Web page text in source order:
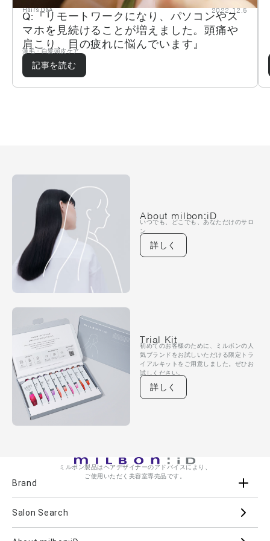
Hairs Q&A 2022.12.5
Q:『リモートワークになり、パソコンやス
マホを見続けることが増えました。頭痛や
肩こり、目の疲れに悩んでいます』
薄毛・白髪頭皮ケア
記事を読む
About milbon:iD
いつでも、どこでも、あなただけのサロ
ン
詳しく
Trial Kit
初めてのお客様のために、ミルボンの人
気ブランドをお試しいただける限定トラ
イアルキットをご用意しました。ぜひお
試しください。
詳しく
ミルボン製品はヘアデザイナーのアドバイスにより、
ご使用いただく美容室専売品です。
Brand
Salon Search